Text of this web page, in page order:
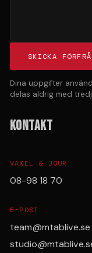
SKICKA
Dina uppgifter
delas aldrig med
KONTAKT
VÄXEL & JOUR
08-98 18 70
E-POST
team@mtablive.se